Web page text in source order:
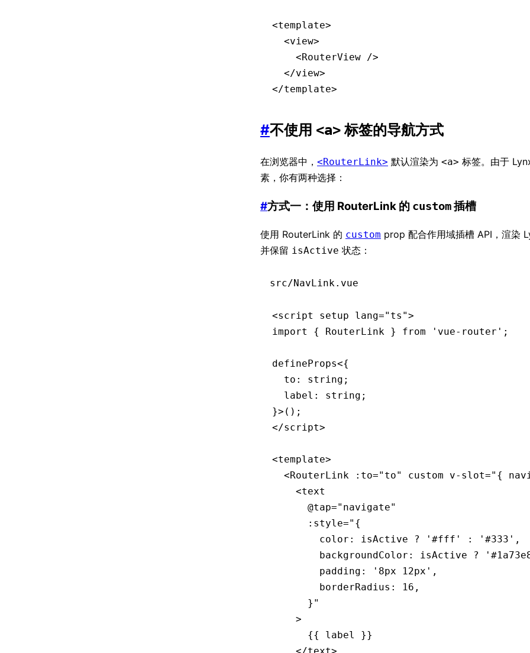
<template>
  <
view>
    <
RouterView />
  </
view>
</template>
#不使用 <a>标签的导航方式
在浏览器中， <RouterLink> 默认渲染为 <a> 标签。由于
素，你有两种选择：
#方式一：使用 RouterLink 的 custom插槽
使用 RouterLink 的 custom prop 配合作用域插槽 API，渲染
并保留 isActive 状态：
src/NavLink.vue
<script setup lang="ts">
import
{ RouterLink } from 'vue-router' ;
defineProps<{
  to
: string ;
  label
: string ;
}>();
</script>
<template>
  <
RouterLink :to="to" custom v-slot="{
    <
text
      @tap
="navigate"
      :style
="{
        color: isActive ? '#fff' : '#333',
backgroundColor: isActive ?
        padding: '8px 12px',
        borderRadius: 16,
      }"
    >
      {{ label }}
    </
text>